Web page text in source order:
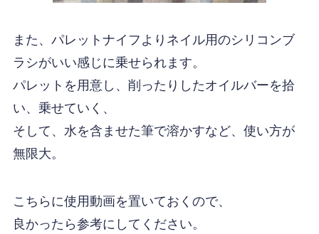
また、パレットナイフよりネイル用のシリコンブ
ラシがいい感じに乗せられます。
パレットを用意し、削ったりしたオイルバーを拾
い、乗せていく、
そして、水を含ませた筆で溶かすなど、使い方が
無限大。
こちらに使用動画を置いておくので、
良かったら参考にしてください。